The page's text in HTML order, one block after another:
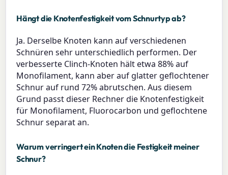
Hängt die Knotenfestigkeit vom Schnurtyp ab?
Ja. Derselbe Knoten kann auf verschiedenen
Schnüren sehr unterschiedlich performen. Der
verbesserte Clinch-Knoten hält etwa 88% auf
Monofilament, kann aber auf glatter geflochtener
Schnur auf rund 72% abrutschen. Aus diesem
Grund passt dieser Rechner die Knotenfestigkeit
für Monofilament, Fluorocarbon und geflochtene
Schnur separat an.
Warum verringert ein Knoten die Festigkeit meiner
Schnur?